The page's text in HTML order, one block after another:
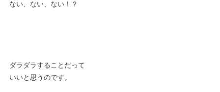
ない、ない、ない！？
ダラダラすることだって
いいと思うのです。